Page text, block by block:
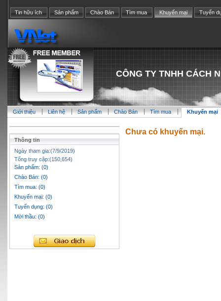
Tin hữu ích Sản phẩm Chào Bán Tìm mua Khuyến mại Tuyển
CÔNG TY TNHH CÁCH
Giới thiệu Liên hệ Sản phẩm Chào Bán Tìm mua Khuyến mại
Thông tin
Ngày tham gia:(7/9/2019)
Tổng truy cập:(150,654)
Sản phẩm: (0)
Chào Bán: (0)
Tìm mua: (0)
Khuyến mại: (0)
Tuyển dụng: (0)
Mời thầu: (0)
Chưa có khuyến mại.